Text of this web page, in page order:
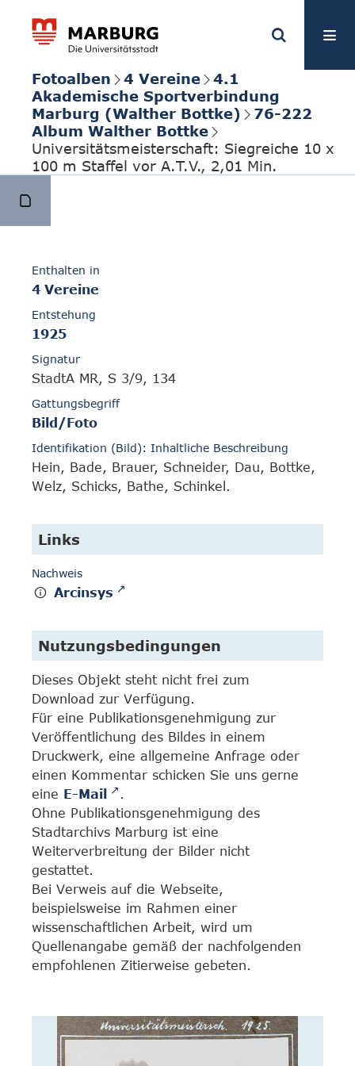
Fotoalben 4 Vereine
4.1
Akademische Sportverbindung
Marburg (Walther Bottke)
76-222
Album Walther Bottke
Universitätsmeisterschaft: Siegreiche 10 x
100 m Staffel vor A.T.V., 2,01 Min.
Enthalten in
4 Vereine
Entstehung
1925
Signatur
StadtA MR, S 3/9, 134
Gattungsbegriff
Bild/Foto
Identifikation (Bild): Inhaltliche Beschreibung
Hein, Bade, Brauer, Schneider, Dau, Bottke,
Welz, Schicks, Bathe, Schinkel.
Links
Nachweis
Arcinsys
Nutzungsbedingungen
Dieses Objekt steht nicht frei zum
Download zur Verfügung.
Für eine Publikationsgenehmigung zur
Veröffentlichung des Bildes in einem
Druckwerk, eine allgemeine Anfrage oder
einen Kommentar schicken Sie uns gerne
eine E-Mail
.
Ohne Publikationsgenehmigung des
Stadtarchivs Marburg ist eine
Weiterverbreitung der Bilder nicht
gestattet.
Bei Verweis auf die Webseite,
beispielsweise im Rahmen einer
wissenschaftlichen Arbeit, wird um
Quellenangabe gemäß der nachfolgenden
empfohlenen Zitierweise gebeten.